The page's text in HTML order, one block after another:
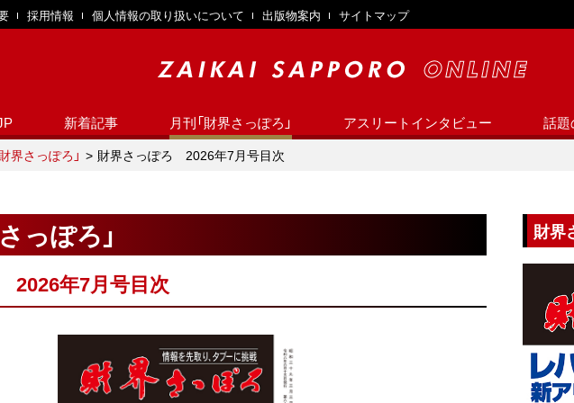
採用情報 個人情報の取り扱いについて 出版物案内 サイトマップ
新着記事 月刊「財界さっぽろ」 アスリートインタビュー 話題
界さっぽろ」 財界さっぽろ 2026年7月号目次
っぽろ」
年7月号目次
財界